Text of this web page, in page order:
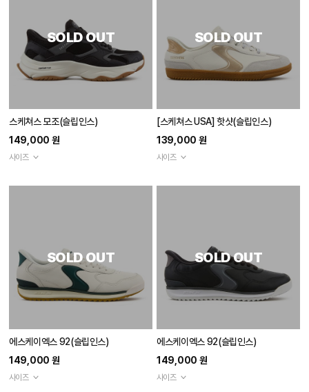
SOLD OUT
스케쳐스 모조(슬립인스)
149,000 원
사이즈
SOLD OUT
[스케쳐스 USA] 핫샷(슬립인스)
139,000 원
사이즈
SOLD OUT
에스케이엑스 92(슬립인스)
149,000 원
사이즈
SOLD OUT
에스케이엑스 92(슬립인스)
149,000 원
사이즈